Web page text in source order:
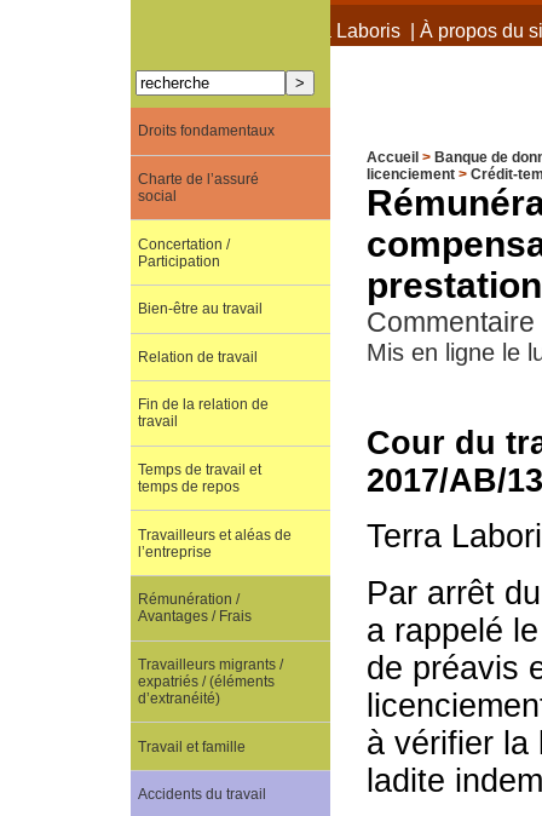
À propos de Terra Laboris| À propos du
Accueil > Banque de
licenciement> Crédit-
Mis en ligne le
Cour du
2017/AB/
Terra
Par arrêt
a rappelé
de préavis
à vérifier la
ladite
Droits fondamentaux
Charte de l’assuré
social
Concertation /
Participation
Bien-être au travail
Relation de travail
Fin de la relation de
travail
Temps de travail et
temps de repos
Travailleurs et aléas de
l’entreprise
Rémunération /
Avantages / Frais
Travailleurs migrants /
expatriés / (éléments
d’extranéité)
Travail et famille
Accidents du travail